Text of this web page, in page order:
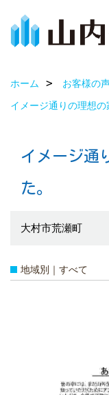
ホーム お客様の
イメージ通りの理想の
イメージ通
た。
大村市荒瀬町
地域別｜すべて